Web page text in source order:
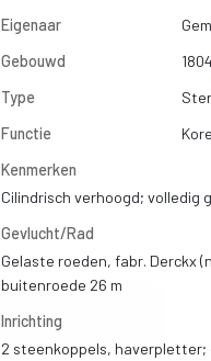
Eigenaar
Gebouwd
1804
Type
Functie
Kenmerken
Cilindrisch verhoogd; volledig
Gevlucht/Rad
Gelaste roeden, fabr. Derckx
buitenroede 26 m
Inrichting
2 steenkoppels, haverpletter;